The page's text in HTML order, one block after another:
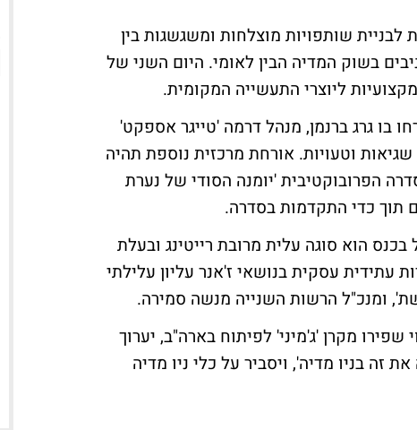
שותפויות מוצלחות ומשגשגות בין
בשוק המדיה הבין לאומי. היום השני של
ליוצרי התעשייה המקומית.
בו גרג ברנמן, מנהל דרמה 'טייגר אספקט'
וטעויות. אורחת מרכזית נוספת תהיה
הפרובוקטיבית 'יומנה הסודי של נערת
תוך כדי התקדמות בסדרה.
הוא סוגה עלית מרובת רייטינג ובעלת
עסקית בנושאי ז'אנר עליון עלילתי
ומנכ"ל הרשות השנייה מנשה סמירה.
שפירו מקרן 'ג'מיני' לפיתוח בארה"ב, יערוך
בניו מדיה', ויסביר על כלי ניו מדיה